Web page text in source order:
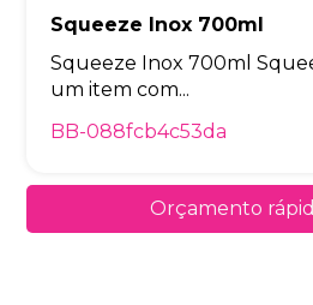
Squeeze Inox 700ml
Squeeze Inox 700ml
um item com...
BB-088fcb4c53da
Orçamento